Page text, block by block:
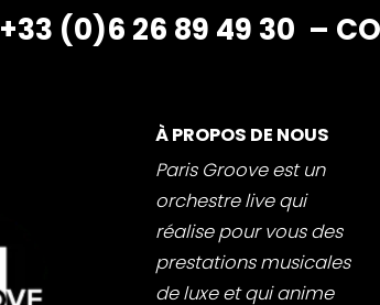
+33 (0)6 26 89 49 30 –
À PROPOS DE NOUS
Paris Groove est un
orchestre live qui
réalise pour vous des
prestations musicales
de luxe et qui anime